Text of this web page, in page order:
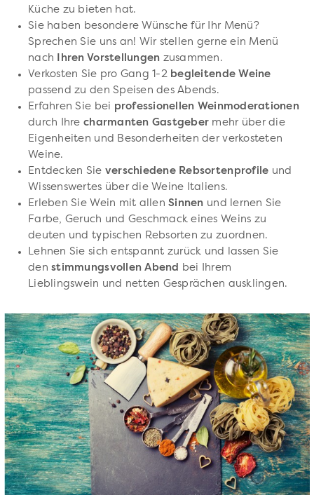
Küche zu bieten hat.
Sie haben besondere Wünsche für Ihr Menü?
Sprechen Sie uns an! Wir stellen gerne ein Menü
nach
Ihren Vorstellungen zusammen.
Verkosten Sie pro Gang 1-2 begleitende Weine
passend zu den Speisen des Abends.
Erfahren Sie bei professionellen Weinmoderationen
durch Ihrecharmanten Gastgeber mehr über die
Eigenheiten und Besonderheiten der verkosteten
Weine.
Entdecken Sie verschiedene Rebsortenprofile und
Wissenswertes über die Weine Italiens.
Erleben Sie Wein mit allenSinnen und lernen Sie
Farbe, Geruch und Geschmack eines Weins zu
deuten und typischen Rebsorten zu zuordnen.
Lehnen Sie sich entspannt zurück und lassen Sie
denstimmungsvollen Abend
bei Ihrem
Lieblingswein und netten Gesprächen ausklingen.